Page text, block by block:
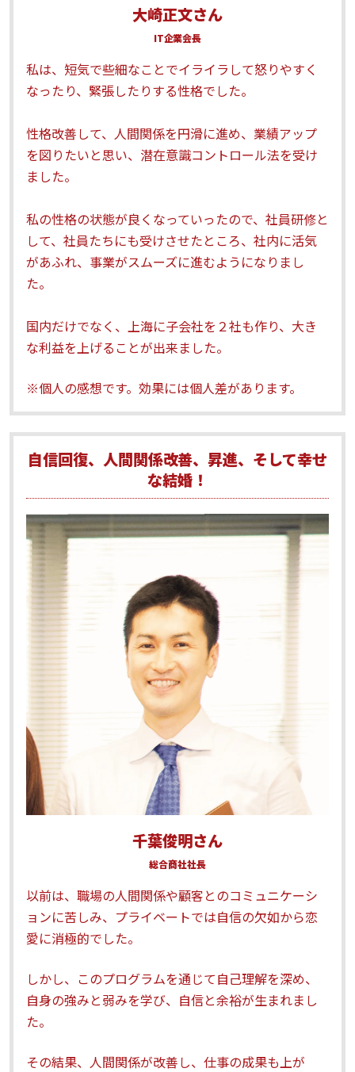
大崎正文さん
IT企業会長
私は、短気で些細なことでイライラして怒りやすく
なったり、緊張したりする性格でした。
性格改善して、人間関係を円滑に進め、業績アップ
を図りたいと思い、潜在意識コントロール法を受け
ました。
私の性格の状態が良くなっていったので、社員研修と
して、社員たちにも受けさせたところ、社内に活気
があふれ、事業がスムーズに進むようになりまし
た。
国内だけでなく、上海に子会社を２社も作り、大き
な利益を上げることが出来ました。
※個人の感想です。効果には個人差があります。
自信回復、人間関係改善、昇進、そして幸せ
な結婚！
千葉俊明さん
総合商社社長
以前は、職場の人間関係や顧客とのコミュニケーシ
ョンに苦しみ、プライベートでは自信の欠如から恋
愛に消極的でした。
しかし、このプログラムを通じて自己理解を深め、
自身の強みと弱みを学び、自信と余裕が生まれまし
た。
その結果、人間関係が改善し、仕事の成果も上が